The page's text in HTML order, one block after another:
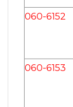
060-6152
060-6153